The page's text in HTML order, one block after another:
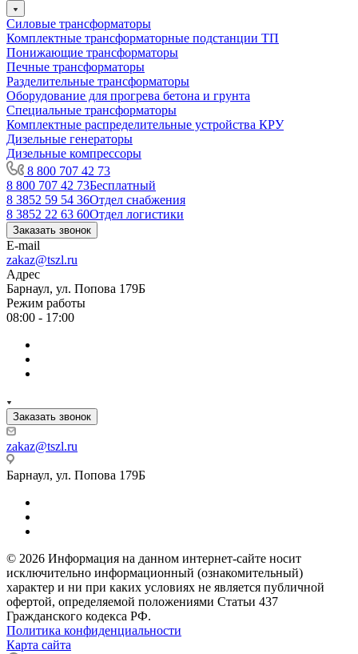
Силовые трансформаторы
Комплектные трансформаторные подстанции ТП
Понижающие трансформаторы
Печные трансформаторы
Разделительные трансформаторы
Оборудование для прогрева бетона и грунта
Специальные трансформаторы
Комплектные распределительные устройства КРУ
Дизельные генераторы
Дизельные компрессоры
8 800 707 42 73
8 800 707 42 73Бесплатный
8 3852 59 54 36Отдел снабжения
8 3852 22 63 60Отдел логистики
Заказать звонок
E-mail
zakaz@tszl.ru
Адрес
Барнаул, ул. Попова 179Б
Режим работы
08:00 - 17:00
Заказать звонок
zakaz@tszl.ru
Барнаул, ул. Попова 179Б
© 2026 Информация на данном интернет-сайте носит
исключительно информационный (ознакомительный)
характер и ни при каких условиях не является публичной
офертой, определяемой положениями Статьи 437
Гражданского кодекса РФ.
Политика конфиденциальности
Карта сайта